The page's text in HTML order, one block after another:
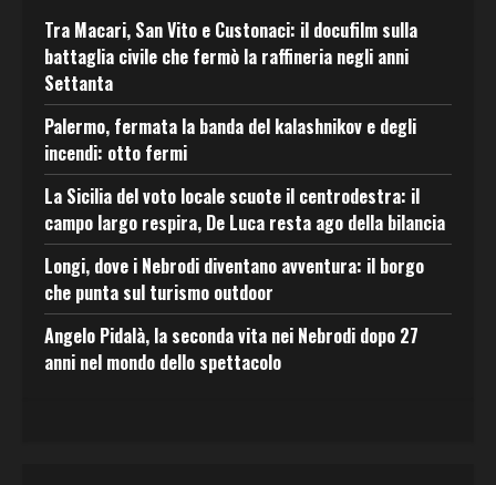
Tra Macari, San Vito e Custonaci: il docufilm sulla
battaglia civile che fermò la raffineria negli anni
Settanta
Palermo, fermata la banda del kalashnikov e degli
incendi: otto fermi
La Sicilia del voto locale scuote il centrodestra: il
campo largo respira, De Luca resta ago della bilancia
Longi, dove i Nebrodi diventano avventura: il borgo
che punta sul turismo outdoor
Angelo Pidalà, la seconda vita nei Nebrodi dopo 27
anni nel mondo dello spettacolo